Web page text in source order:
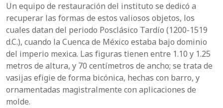
Un equipo de restauración del instituto se dedicó a
recuperar las formas de estos valiosos objetos, los
cuales datan del periodo Posclásico Tardío (1200-1519
d.C.), cuando la Cuenca de México estaba bajo dominio
del imperio mexica. Las figuras tienen entre 1.10 y 1.25
metros de altura, y 70 centímetros de ancho; se trata de
vasijas efigie de forma bicónica, hechas con barro, y
ornamentadas magistralmente con aplicaciones de
molde.